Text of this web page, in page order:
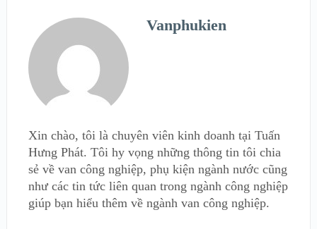
Vanphukien
Xin chào, tôi là chuyên viên kinh doanh tại Tuấn
Hưng Phát. Tôi hy vọng những thông tin tôi chia
sẻ về van công nghiệp, phụ kiện ngành nước cũng
như các tin tức liên quan trong ngành công nghiệp
giúp bạn hiểu thêm về ngành van công nghiệp.